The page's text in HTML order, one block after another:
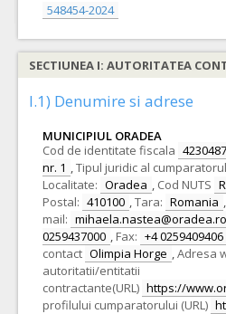
548454-2024
SECTIUNEA I: AUTORITATEA
I.1) Denumire si adrese
MUNICIPIUL ORADEA
Cod de identitate fiscala 4230487
nr. 1 ,Tipul juridic al
Localitate: Oradea , Cod NUTS
Postal: 410100 ,Tara: Romania ,
mail: mihaela.nastea@oradea.ro
0259437000 , Fax: +4 0259409406
contact Olimpia Horge ,Adresa
autoritatii/entitatii
contractante(URL) https://
profilului cumparatorului (URL)